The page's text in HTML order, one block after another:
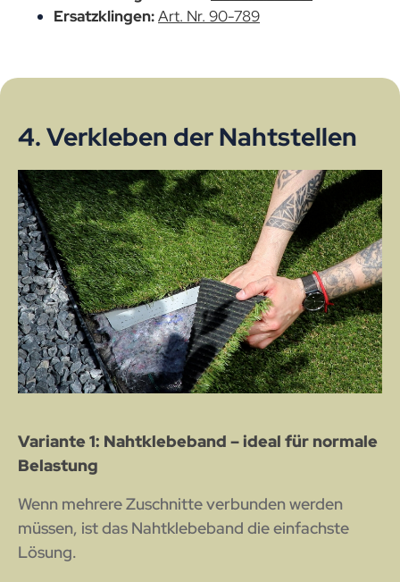
Ersatzklingen:Art. Nr. 90-789
4. Verkleben der Nahtstellen
Variante 1: Nahtklebeband – ideal für normale
Belastung
Wenn mehrere Zuschnitte verbunden werden
müssen, ist das Nahtklebeband die einfachste
Lösung.